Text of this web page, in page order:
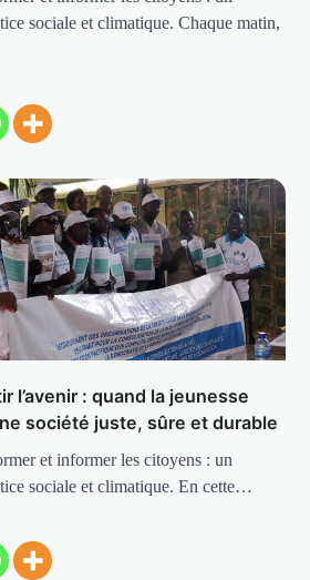
sociale et climatique. Chaque matin,
l’avenir : quand la jeunesse
société juste, sûre et durable
et informer les citoyens : un
sociale et climatique. En cette…